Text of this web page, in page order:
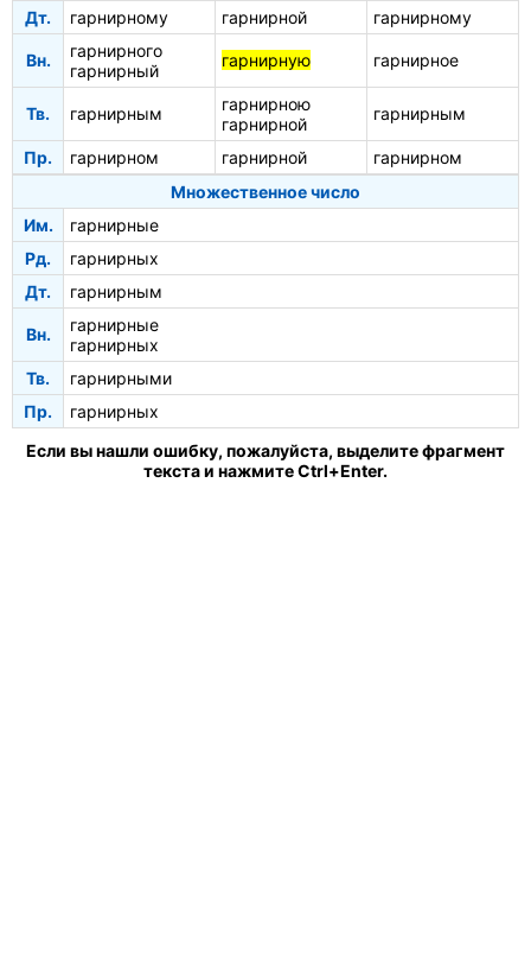
Дт.
гарнирному гарнирной гарнирному
Вн.
гарнирного
гарнирный
гарнирную гарнирное
Тв. гарнирным
гарнирною
гарнирной
гарнирным
Пр. гарнирном гарнирной
гарнирном
Множественное число
Им.
гарнирные
Рд.
гарнирных
Дт.
гарнирным
Вн.
гарнирные
гарнирных
Тв.
гарнирными
Пр.
гарнирных
Если вы нашли ошибку, пожалуйста, выделите фрагмент
текста и нажмите Ctrl+Enter.